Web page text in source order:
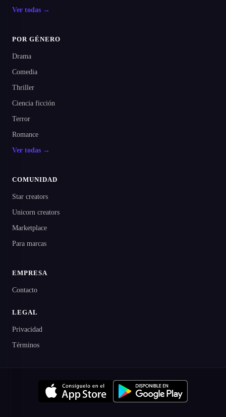
Ver todas →
POR GÉNERO
Drama
Comedia
Thriller
Ciencia ficción
Terror
Romance
Ver todas →
COMUNIDAD
Star creators
Unicorn creators
Marketplace
Para marcas
EMPRESA
Contacto
LEGAL
Privacidad
Términos